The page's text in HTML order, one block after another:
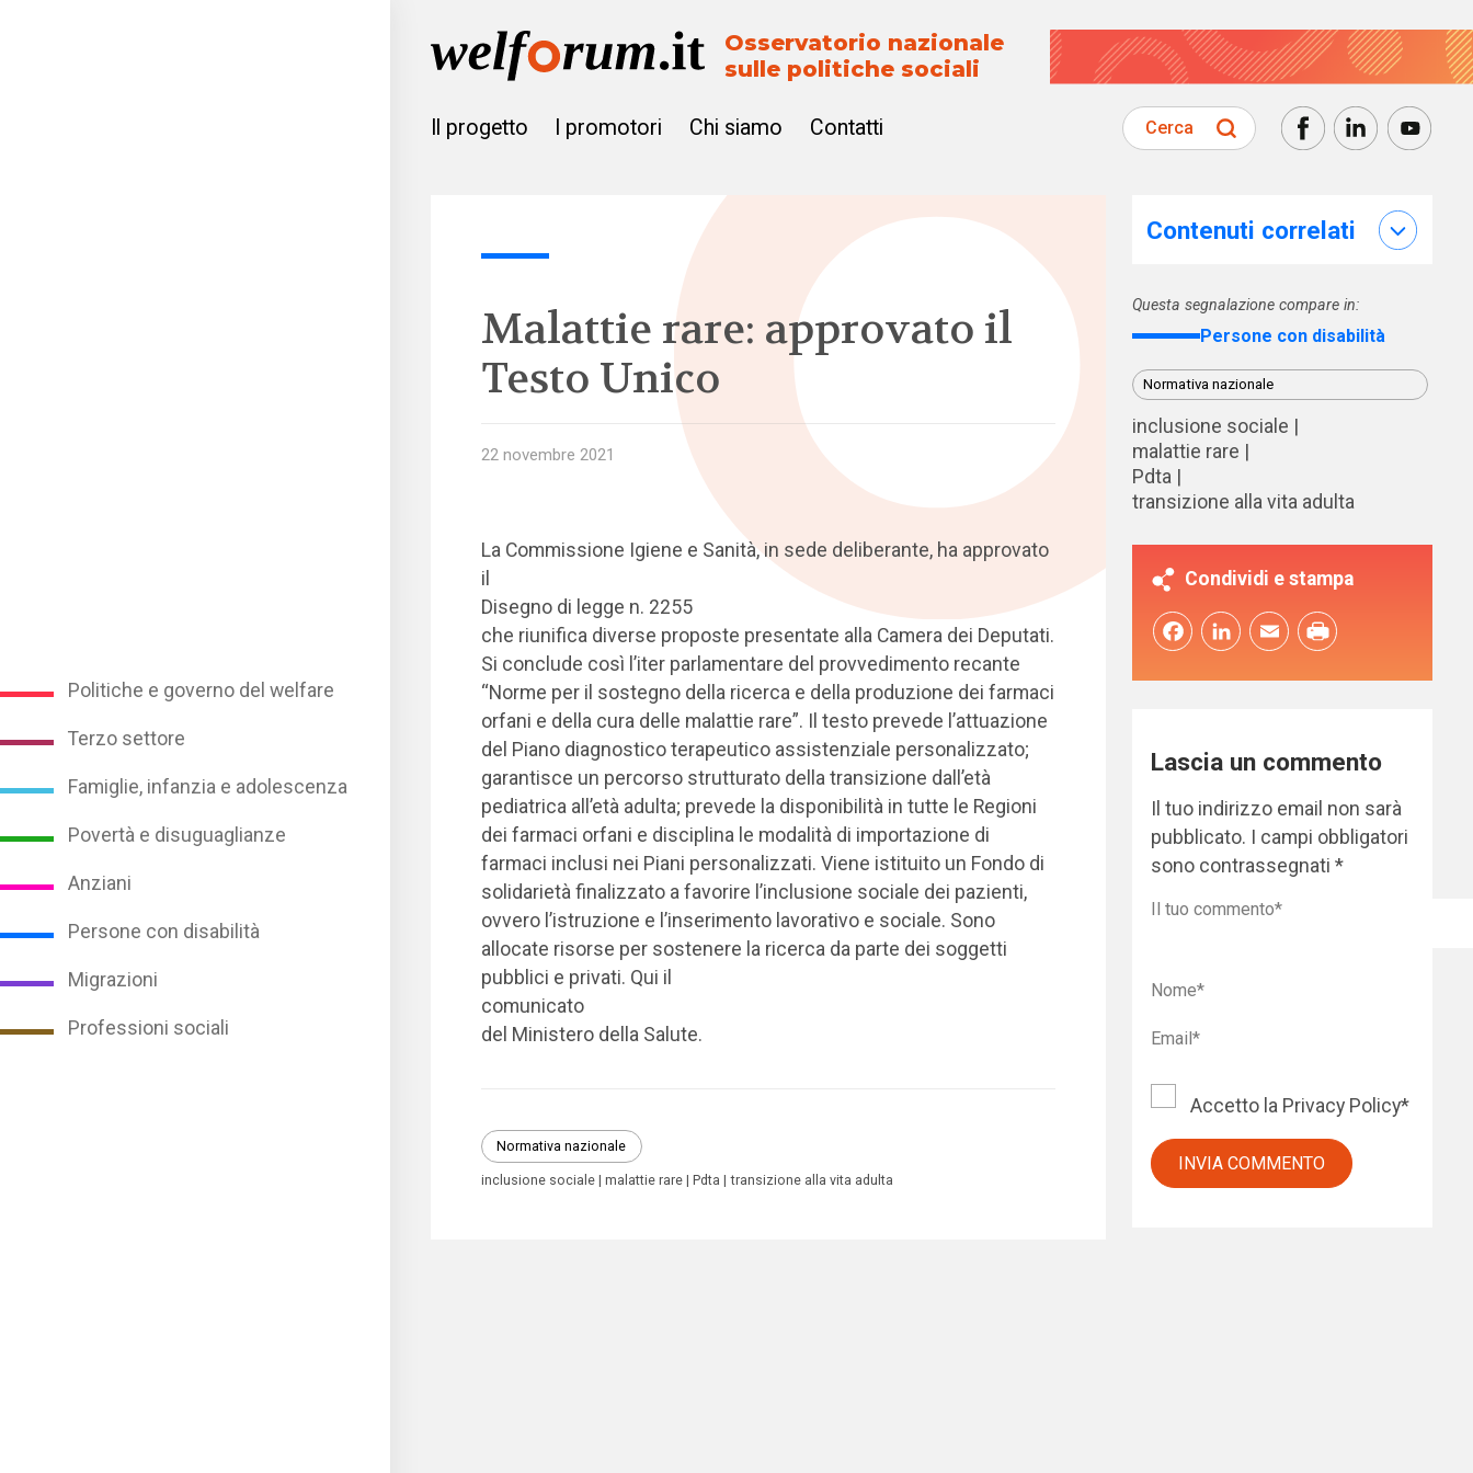
Politiche e governo del welfare
Terzo settore
Famiglie, infanzia e adolescenza
Povertà e disuguaglianze
Anziani
Persone con disabilità
Migrazioni
Professioni sociali
Osservatorio nazionale
sulle politiche sociali
Il progetto I promotori Chi siamo Contatti Cerca
Malattie rare: approvato il
Testo Unico
22 novembre 2021
La Commissione Igiene e Sanità, in sede deliberante, ha approvato
il
Disegno di legge n. 2255
che riunifica diverse proposte presentate alla Camera dei Deputati.
Si conclude così l’iter parlamentare del provvedimento recante
“Norme per il sostegno della ricerca e della produzione dei farmaci
orfani e della cura delle malattie rare”. Il testo prevede l’attuazione
del Piano diagnostico terapeutico assistenziale personalizzato;
garantisce un percorso strutturato della transizione dall’età
pediatrica all’età adulta; prevede la disponibilità in tutte le Regioni
dei farmaci orfani e disciplina le modalità di importazione di
farmaci inclusi nei Piani personalizzati. Viene istituito un Fondo di
solidarietà finalizzato a favorire l’inclusione sociale dei pazienti,
ovvero l’istruzione e l’inserimento lavorativo e sociale. Sono
allocate risorse per sostenere la ricerca da parte dei soggetti
pubblici e privati. Qui il
comunicato
del Ministero della Salute.
Normativa nazionale
inclusione sociale malattie rare Pdta transizione alla vita adulta
Contenuti correlati
Questa segnalazione compare in:
Persone con disabilità
Normativa nazionale
inclusione sociale
malattie rare
Pdta
transizione alla vita adulta
Condividi e stampa
FacebookLinkedInEmail
Lascia un commento
Il tuo indirizzo email non sarà
pubblicato. I campi obbligatori
sono contrassegnati*
Accetto la Privacy Policy*